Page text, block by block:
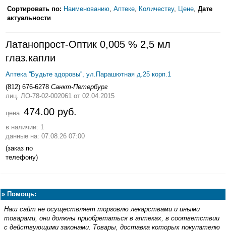
Сортировать по: Наименованию Аптеке Количеству, Цене Дате
актуальности
Латанопрост-Оптик 0,005 % 2,5 мл
глаз.капли
Аптека ''Будьте здоровы'', ул.Парашютная д.25 корп.1
(812) 676-6278 Санкт-Петербург
лиц. ЛО-78-02-002061 от 02.04.2015
цена: 474.00 руб.
в наличии: 1
данные на: 07.08.26 07:00
(заказ по
телефону)
» Помощь:
Наш сайт не осуществляет торговлю лекарствами и иными
товарами, они должны приобретаться в аптеках, в соответствии
с действующими законами. Товары, доставка которых покупателю